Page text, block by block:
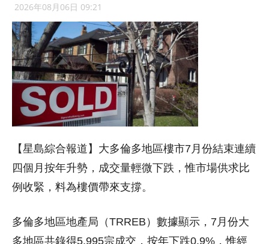
2026年08月06日 09:21
【星島綜合報道】大多倫多地區樓市7月份結束連續
四個月按年升勢，成交量輕微下跌，惟市場供求比
例收緊，料為樓價帶來支撐。
多倫多地區地產局（TRREB）數據顯示，7月份大
多地區共錄得5,995宗成交，按年下跌0.9%，惟經